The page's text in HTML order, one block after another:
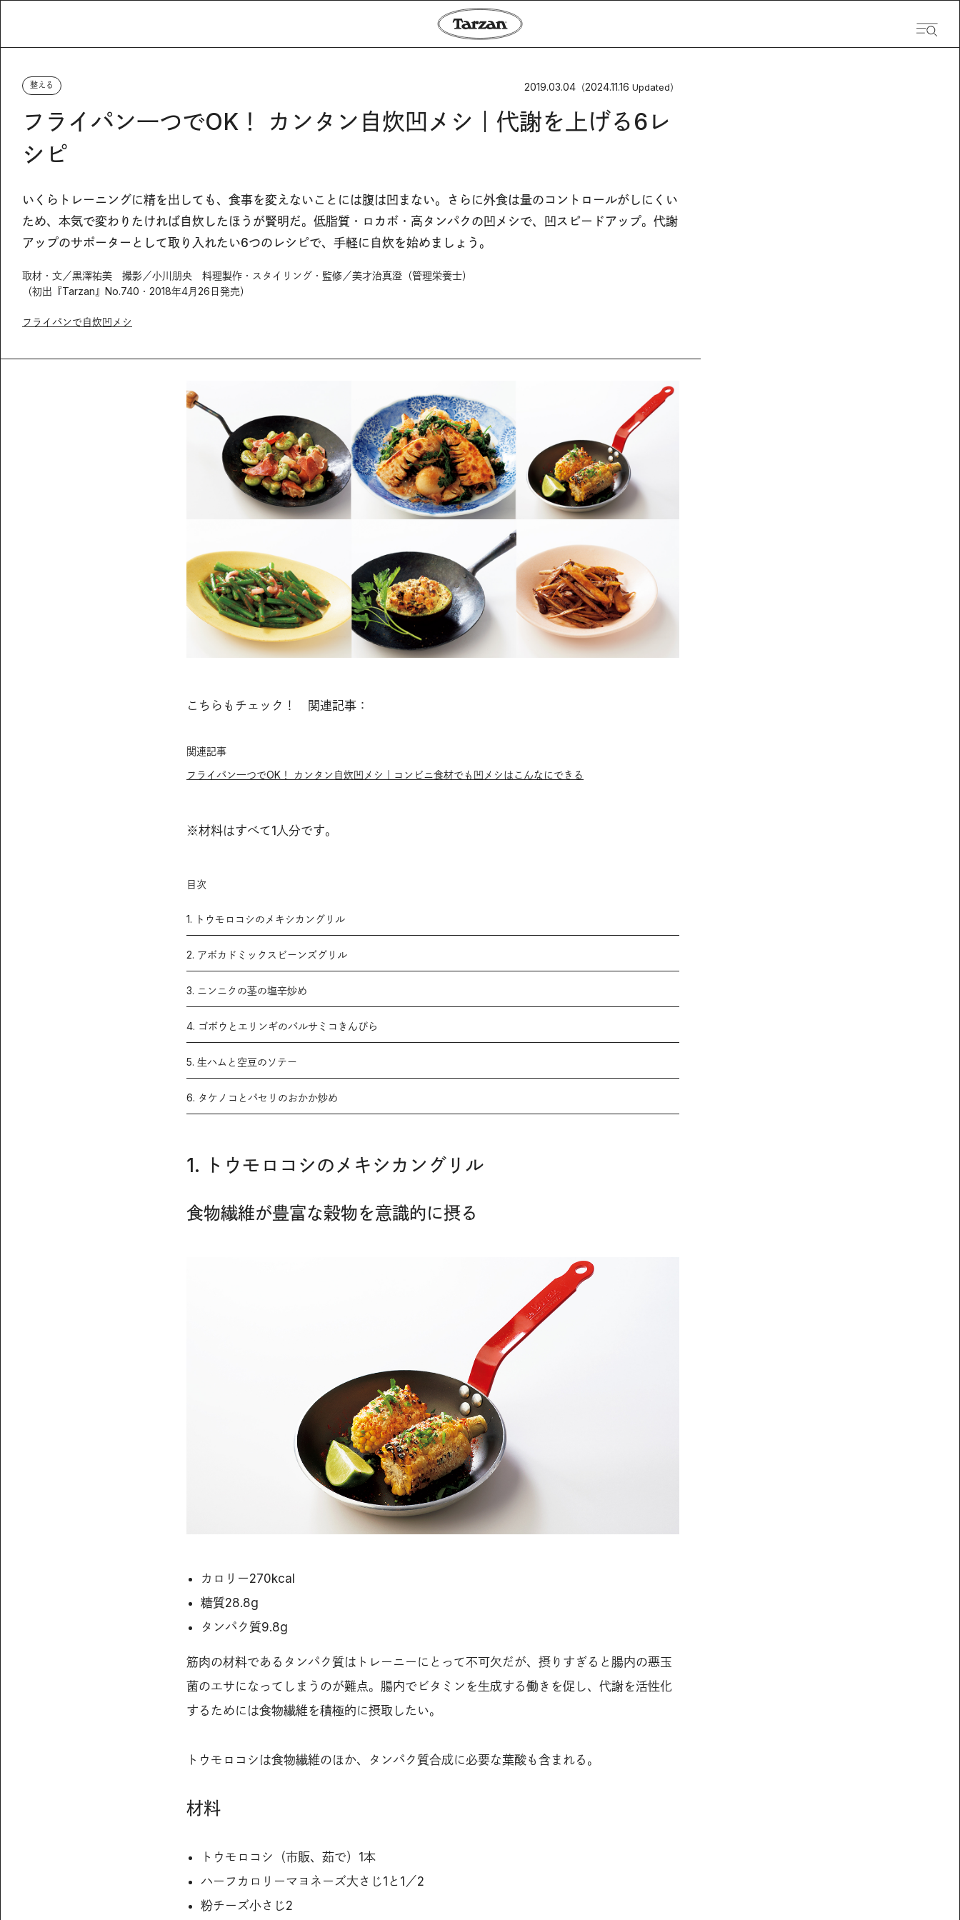
整える 2019.03.04 （2024.11.16 Updated）
フライパン一つでOK！ カンタン自炊凹メシ｜代謝を上げる6レ
シピ
いくらトレーニングに精を出しても、食事を変えないことには腹は凹まない。さらに外食は量のコントロールがしにくい
ため、本気で変わりたければ自炊したほうが賢明だ。低脂質・ロカボ・高タンパクの凹メシで、凹スピードアップ。代謝
アップのサポーターとして取り入れたい6つのレシピで、手軽に自炊を始めましょう。
取材・文／黒澤祐美 撮影／小川朋央 料理製作・スタイリング・監修／美才治真澄（管理栄養士）
（初出『Tarzan』No.740・2018年4月26日発売）
フライパンで自炊凹メシ
こちらもチェック！ 関連記事：
関連記事
フライパン一つでOK！ カンタン自炊凹メシ｜コンビニ食材でも凹メシはこんなにできる
※材料はすべて1人分です。
目次
1. トウモロコシのメキシカングリル
2. アボカドミックスビーンズグリル
3. ニンニクの茎の塩辛炒め
4. ゴボウとエリンギのバルサミコきんぴら
5. 生ハムと空豆のソテー
6. タケノコとパセリのおかか炒め
1. トウモロコシのメキシカングリル
食物繊維が豊富な穀物を意識的に摂る
カロリー270kcal
糖質28.8g
タンパク質9.8g
筋肉の材料であるタンパク質はトレーニーにとって不可欠だが、摂りすぎると腸内の悪玉
菌のエサになってしまうのが難点。腸内でビタミンを生成する働きを促し、代謝を活性化
するためには食物繊維を積極的に摂取したい。
トウモロコシは食物繊維のほか、タンパク質合成に必要な葉酸も含まれる。
材料
トウモロコシ（市販、茹で）1本
ハーフカロリーマヨネーズ大さじ1と1／2
粉チーズ小さじ2